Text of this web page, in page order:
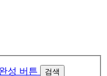
검색